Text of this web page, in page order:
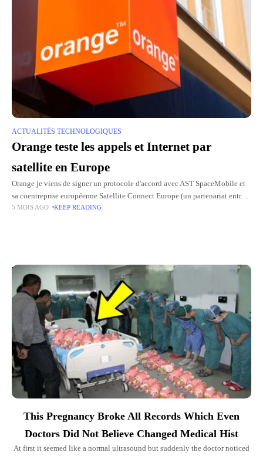
ACTUALITÉS TECHNOLOGIQUES
Orange teste les appels et Internet par
satellite en Europe
Orange je viens de signer un protocole d'accord avec AST SpaceMobile et
sa coentreprise européenne Satellite Connect Europe (un partenariat entre
AST SpaceMobile et Vodafone) pour déployer une connectivité satellite
5 MOIS AGO KEEP READING
Top Picks for You
This Pregnancy Broke All Records Which Even
Doctors Did Not Believe Changed Medical Hist
At first it seemed like a normal ultrasound but suddenly the doctor noticed